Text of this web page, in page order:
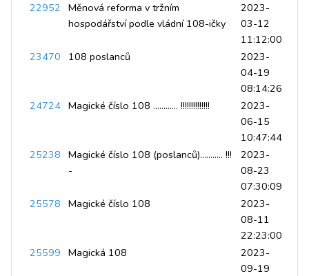
22952 Měnová reforma v tržním
hospodářství podle vládní 108-ičky
2023-
03-12
11:12:00
23470
108 poslanců
2023-
04-19
08:14:26
24724 Magické číslo 108 ............ !!!!!!!!!!!!!!
2023-
06-15
10:47:44
25238 Magické číslo 108 (poslanců)........... !!!
-
2023-
08-23
07:30:09
25578 Magické číslo 108
2023-
08-11
22:23:00
25599 Magická 108
2023-
09-19